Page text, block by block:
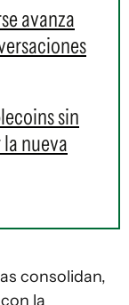
avanza
sin
nueva
consolidan,
la